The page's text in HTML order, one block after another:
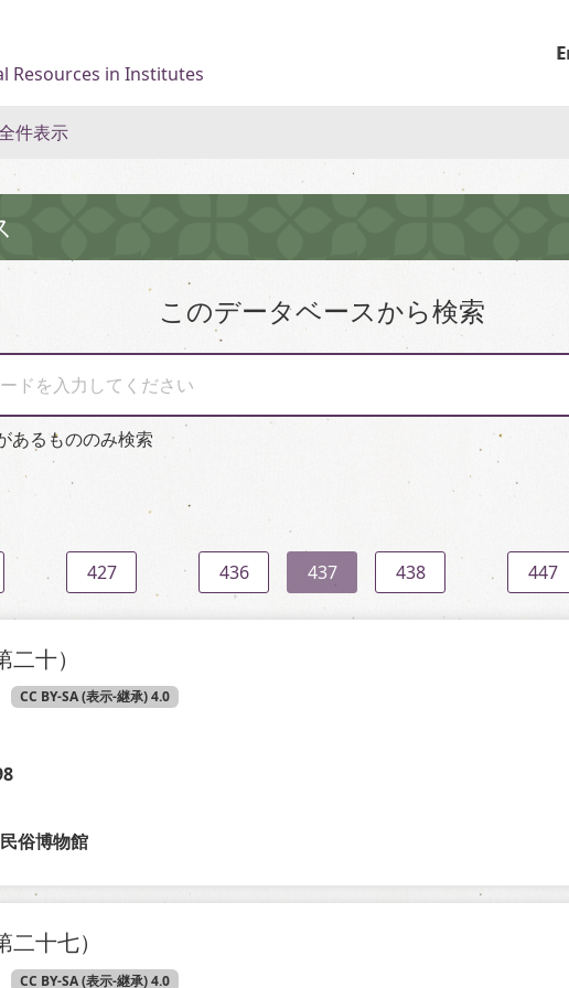
Resources in Institutes
件表示
このデータベースから検索
ドを入力してください
あるもののみ検索
427 436 437 438 447
十）
CC BY-SA (表示-継承) 4.0
俗博物館
十七）
CC BY-SA (表示-継承) 4.0